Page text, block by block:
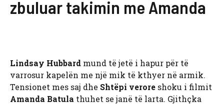
zbuluar takimin me Amanda
Lindsay Hubbard mund të jetë i hapur për të
varrosur kapelën me një mik të kthyer në armik.
Tensionet mes saj dhe Shtëpi verore shoku i filmit
Amanda Batula thuhet se janë të larta. Gjithçka